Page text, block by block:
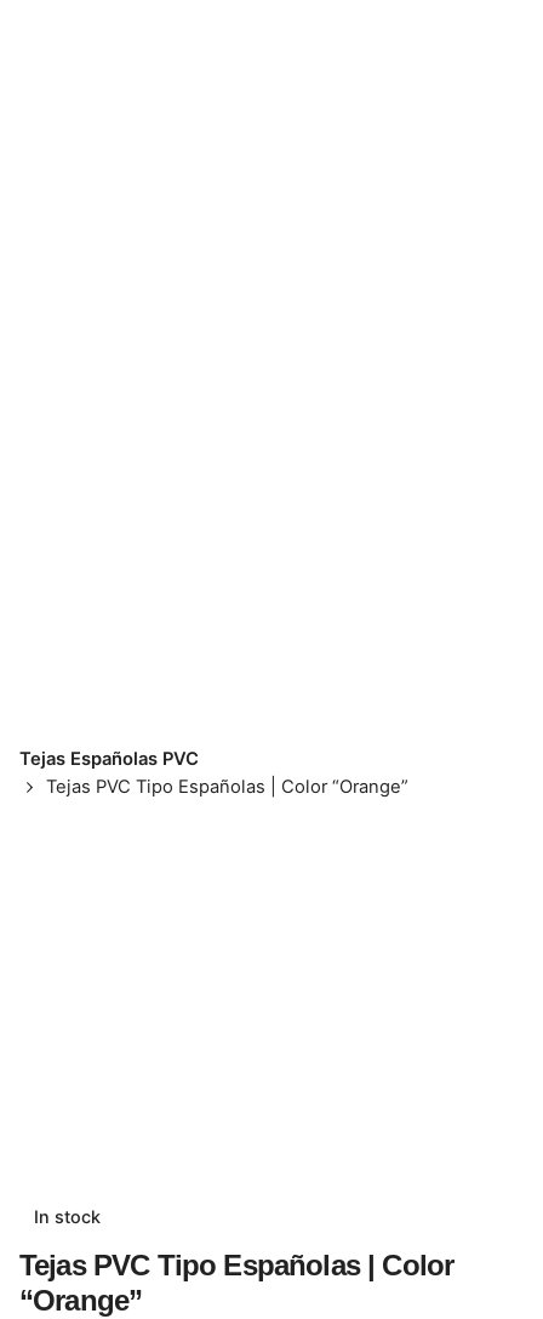
Tejas Españolas PVC
Tejas PVC Tipo Españolas | Color “Orange”
In stock
Tejas PVC Tipo Españolas | Color
“Orange”